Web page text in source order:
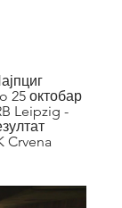
25 октобар
Leipzig -
Crvena